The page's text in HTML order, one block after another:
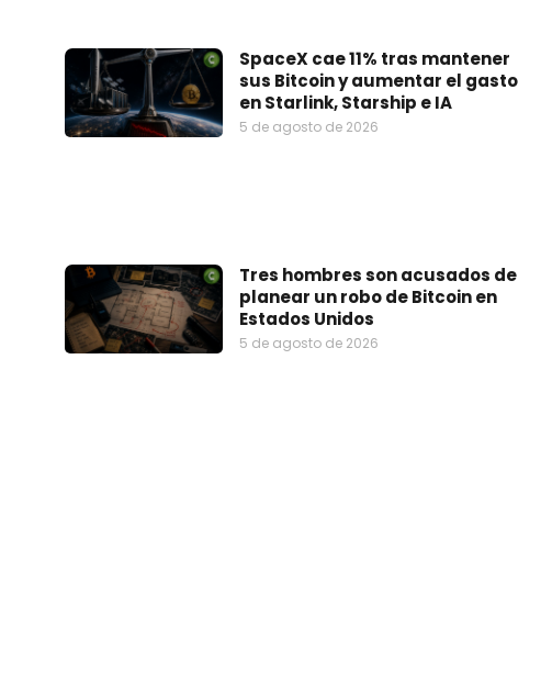
SpaceX cae 11% tras mantener
sus Bitcoin y aumentar el gasto
en Starlink, Starship e IA
5 de agosto de 2026
Tres hombres son acusados de
planear un robo de Bitcoin en
Estados Unidos
5 de agosto de 2026